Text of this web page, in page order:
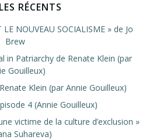
RÉCENTS
LE NOUVEAU SOCIALISME » de Jo
Brew
in Patriarchy de Renate Klein (par
Gouilleux)
Klein (par Annie Gouilleux)
4 (Annie Gouilleux)
victime de la culture d’exclusion »
Suhareva)